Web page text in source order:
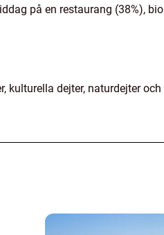
på en restaurang (38%), bio
kulturella dejter, naturdejter och